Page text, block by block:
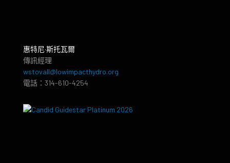
惠特尼·斯托瓦爾
傳訊經理
wstovall@lowimpacthydro.org
電話：314-610-4254